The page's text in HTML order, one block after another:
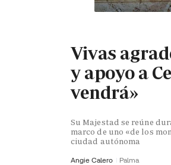
Vivas
y apoyo a
vendrá»
Su Majestad se reúne
marco de uno «de los
ciudad autónoma
Angie Calero Palma